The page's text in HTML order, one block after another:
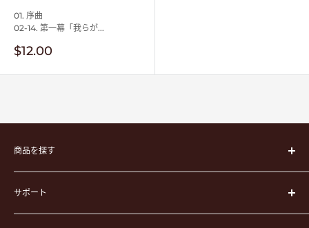
01. 序曲
02-14. 第一幕「我らが...
販
売
価
$12.00
商品を探す
楽器
楽器ケース
弦
サポート
運営会社